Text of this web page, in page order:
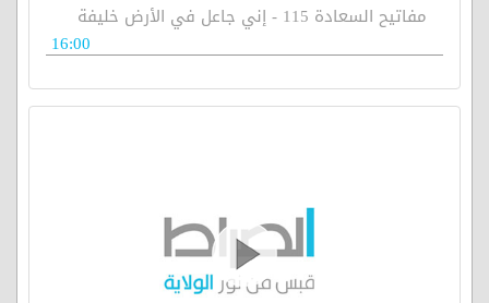
مفاتيح السعادة 115 - إني جاعل في الأرض خليفة
16:00